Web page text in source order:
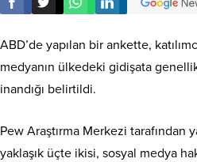
ABD’de yapılan bir ankette,
medyanın ülkedeki gidişata
inandığı belirtildi.
Pew Araştırma Merkezi tarafından
yaklaşık üçte ikisi, sosyal medya